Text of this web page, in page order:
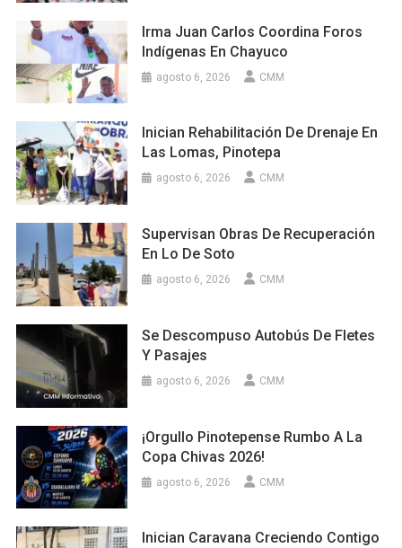
Irma Juan Carlos Coordina Foros
Indígenas En Chayuco
agosto 6, 2026 CMM
Inician Rehabilitación De Drenaje En
Las Lomas, Pinotepa
agosto 6, 2026 CMM
Supervisan Obras De Recuperación
En Lo De Soto
agosto 6, 2026 CMM
Se Descompuso Autobús De Fletes
Y Pasajes
agosto 6, 2026 CMM
¡Orgullo Pinotepense Rumbo A La
Copa Chivas 2026!
agosto 6, 2026 CMM
Inician Caravana Creciendo Contigo